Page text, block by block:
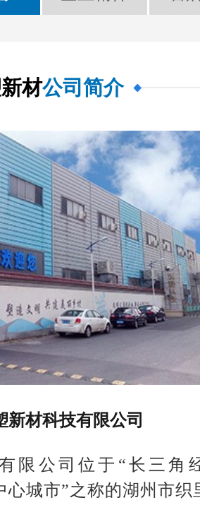
材公司简介
新材科技有限公司
限公司位于“长三角
心城市”之称的湖州市织